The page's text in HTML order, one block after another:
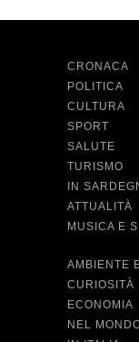
CRONACA
POLITICA
CULTURA
SPORT
SALUTE
TURISMO
IN
ATTUALITÀ
MUSICA E
AMBIENTE
CURIOSITÀ
ECONOMIA
NEL